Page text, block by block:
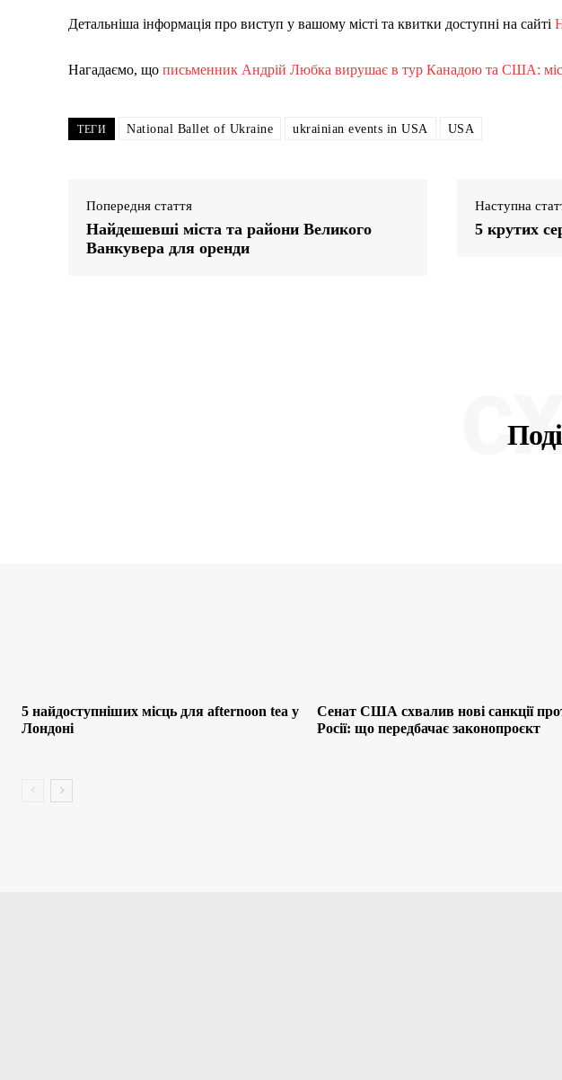
Детальніша інформація про виступ у вашому місті та квитки доступні на сайті
Нагадаємо, що письменник Андрій Любка вирушає в тур Канадою та США:
ТЕГИ National Ballet of Ukraine ukrainian events in USA USA
Попередня стаття
Найдешевші міста та райони Великого
Ванкувера для оренди
Наступна
5 крутих
5 найдоступніших місць для afternoon tea у
Лондоні
Сенат США схвалив нові санкції
Росії: що передбачає законопроєкт